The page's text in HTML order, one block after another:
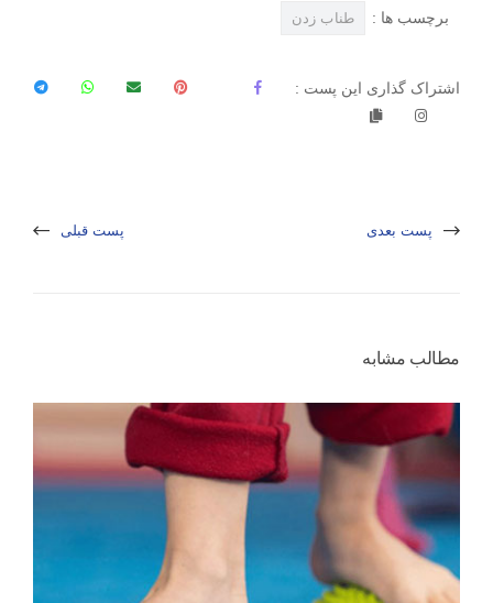
برچسب ها : طناب زدن
اشتراک گذاری این پست :
پست قبلی پست بعدی
مطالب مشابه